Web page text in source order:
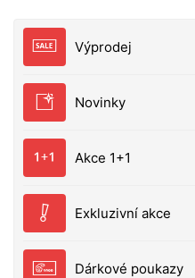
Výprodej
Novinky
Akce 1+1
Exkluzivní akce
Dárkové poukazy